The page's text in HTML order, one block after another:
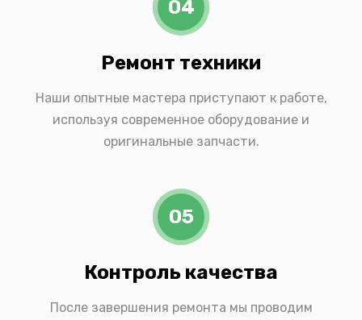
04
Ремонт техники
Наши опытные мастера приступают к работе,
используя современное оборудование и
оригинальные запчасти.
05
Контроль качества
После завершения ремонта мы проводим